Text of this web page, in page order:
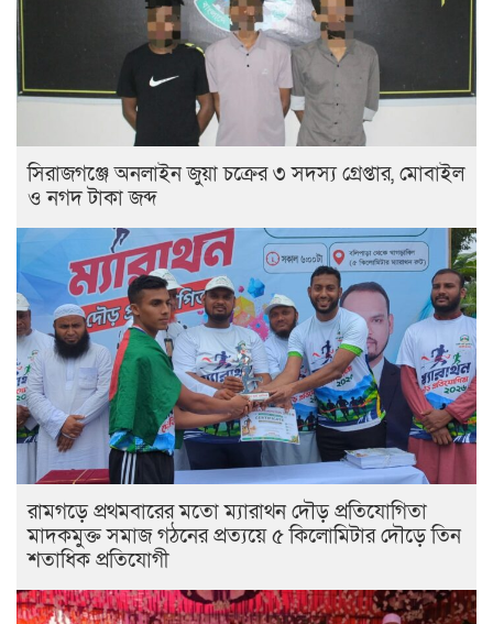
সিরাজগঞ্জে অনলাইন জুয়া চক্রের ৩ সদস্য গ্রেপ্তার, মোবাইল
ও নগদ টাকা জব্দ
রামগড়ে প্রথমবারের মতো ম্যারাথন দৌড় প্রতিযোগিতা
মাদকমুক্ত সমাজ গঠনের প্রত্যয়ে ৫ কিলোমিটার দৌড়ে তিন
শতাধিক প্রতিযোগী